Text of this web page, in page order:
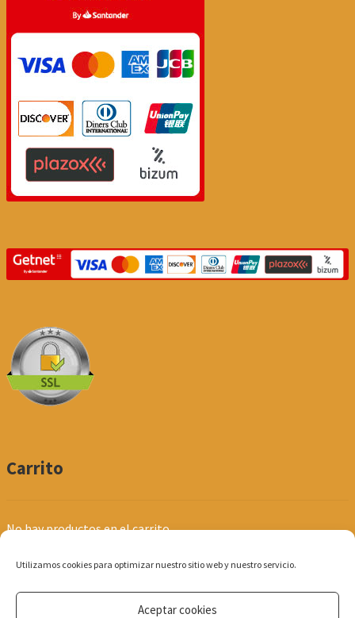
Utilizamos cookies para optimizar nuestro sitio web y nuestro servicio.
Aceptar cookies
Carrito
No hay productos en el carrito.